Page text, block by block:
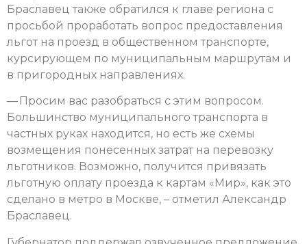
Браславец также обратился к главе региона с
просьбой проработать вопрос предоставления
льгот на проезд в общественном транспорте,
курсирующем по муниципальным маршрутам и
в пригородных направлениях.
— Просим вас разобраться с этим вопросом.
Большинство муниципального транспорта в
частных руках находится, но есть же схемы
возмещения понесенных затрат на перевозку
льготников. Возможно, получится привязать
льготную оплату проезда к картам «Мир», как это
сделано в метро в Москве, – отметил Александр
Браславец.